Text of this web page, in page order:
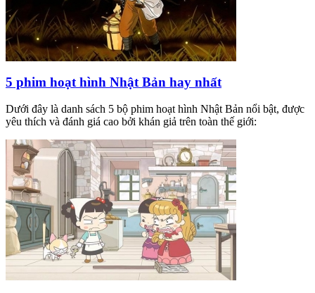
5 phim hoạt hình Nhật Bản hay nhất
Dưới đây là danh sách 5 bộ phim hoạt hình Nhật Bản nổi bật, được
yêu thích và đánh giá cao bởi khán giả trên toàn thế giới: